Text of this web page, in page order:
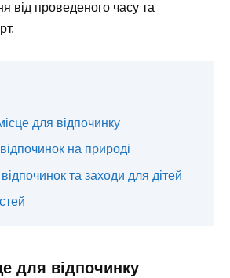
від проведеного часу та
для відпочинку
на природі
та заходи для дітей
для відпочинку